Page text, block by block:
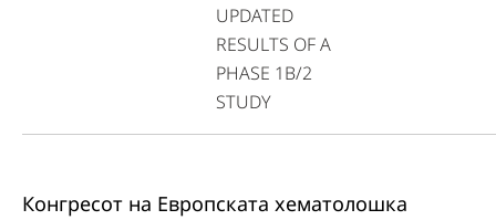
UPDATED
RESULTS OF A
PHASE 1B/2
STUDY
Конгресот на Европската хематолошка